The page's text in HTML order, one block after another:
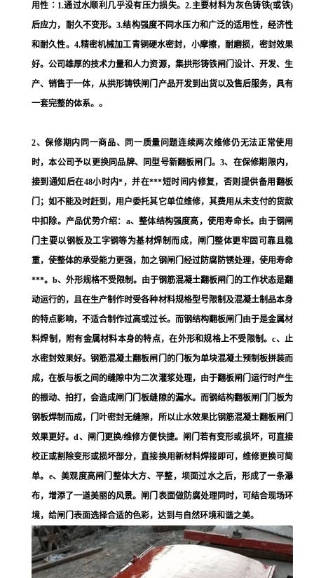
用性︰1.通过水顺利几乎没有压力损失。2.主要材料为灰色铸铁(或铁)
后应力，耐久不变形。3.结构强度不同水压力和广泛的适用性，经济性
和耐久性。4.精密机械加工青铜硬水密封，小摩擦，耐磨损，密封效果
好。公司雄厚的技术力量和人力资源，集拱形铸铁闸门设计、开发、生
产、销售于一体，从拱形铸铁闸门产品开发到出货以及售后服务，具有
一套完整的体系。。
2、保修期内同一商品、同一质量问题连续两次维修仍无法正常使用
时，本公司予以更换同品牌、同型号新翻板闸门。3、在保修期限内，
接到通知后在48小时内*，并在***短时间内修复，否则提供备用翻板
门；如不能及时赶到，用户委托其它单位维修，其费用从未支付的货款
中扣除。产品优势介绍：a、整体结构强度高，使用寿命长。由于钢闸
门主要以钢板及工字钢等为基材焊制而成，闸门整体更牢固可靠且稳
重，使整体的承受能力更强，加之钢闸门经过防腐防锈处理，使用寿命
***。b、外形规格不受限制。由于钢筋混凝土翻板闸门的工作状态是翻
动运行的，且在生产制作时受各种材料规格型号限制及混凝土制品本身
的特点影响，不适合制作过高或过长。而钢结构翻板闸门由于是金属材
料焊制，附有金属材料本身的特点，在外形和规格上不受限制。c、止
水密封效果好。钢筋混凝土翻板闸门的门板为单块混凝土预制板拼装而
成，在板与板之间的缝隙中为二次灌浆处理，由于翻板闸门运行时产生
的振动、拍打，会造成闸门门板缝隙的漏水。而钢结构翻板闸门门板为
钢板焊制而成，门叶密封无缝隙，所以止水效果比钢筋混凝土翻板闸门
效果更好。d、闸门更换/维修方便快捷。闸门若有变形或损坏，可直接
校正或割除变形或损坏部分，直接换用新材料焊接即可，维修更换可简
单。e、美观度高闸门整体大方、平整，坝面过水之后，形成了一条瀑
布，增添了一道美丽的风景。闸门表面做防腐处理同时，可结合现场环
境，给闸门表面选择合适的色彩，达到与自然环境和谐之美。